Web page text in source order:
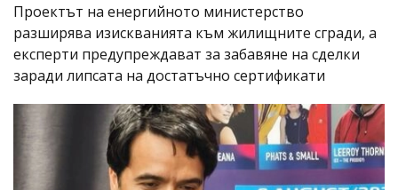
Проектът на енергийното министерство
разширява изискванията към жилищните сгради, а
експерти предупреждават за забавяне на сделки
заради липсата на достатъчно сертификати